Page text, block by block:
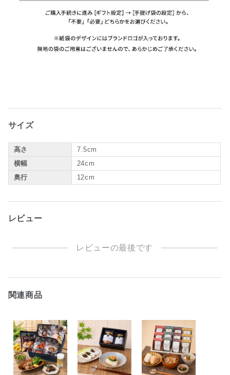
サイズ
高さ
7.5cm
横幅
24cm
奥行
12cm
レビュー
レビューの最後です
関連商品